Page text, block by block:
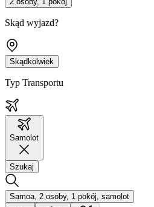
Skąd wyjazd?
Skądkolwiek
Typ Transportu
Samolot
Szukaj
Samoa, 2 osoby, 1 pokój, samolot